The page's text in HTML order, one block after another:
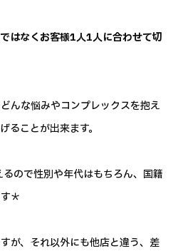
はなくお客様1人1人に合わせて切
んな悩みやコンプレックスを抱え
ることが出来ます。
ので性別や年代はもちろん、国籍
＊
が、それ以外にも他店と違う、差